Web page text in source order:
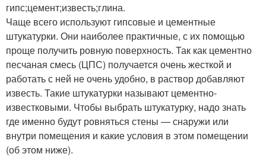
гипс;цемент;известь;глина.
Чаще всего используют гипсовые и цементные
штукатурки. Они наиболее практичные, с их помощью
проще получить ровную поверхность. Так как цементно
песчаная смесь (ЦПС) получается очень жесткой и
работать с ней не очень удобно, в раствор добавляют
известь. Такие штукатурки называют цементно-
известковыми. Чтобы выбрать штукатурку, надо знать
где именно будут ровняться стены — снаружи или
внутри помещения и какие условия в этом помещении
(об этом ниже).